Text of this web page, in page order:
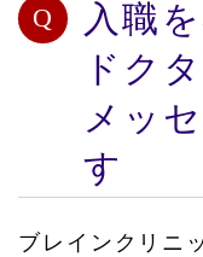
入職
ドク
メッ
す
ブレインクリニ